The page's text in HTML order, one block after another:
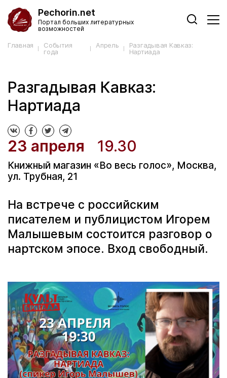
Pechorin.net
Портал больших литературных
возможностей
Главная
События
года
Апрель
Разгадывая Кавказ:
Нартиада
Разгадывая Кавказ:
Нартиада
23 апреля 19.30
Книжный магазин «Во весь голос», Москва,
ул. Трубная, 21
На встрече с российским
писателем и публицистом Игорем
Малышевым состоится разговор о
нартском эпосе. Вход свободный.